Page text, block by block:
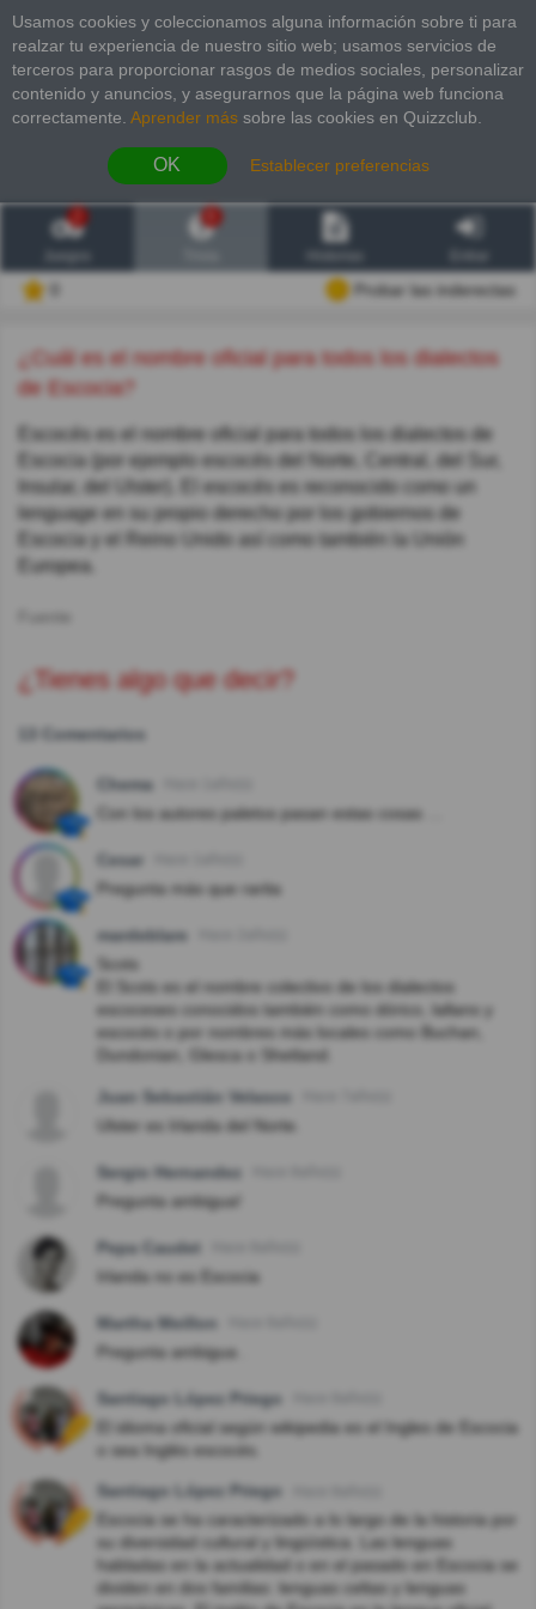
Usamos cookies y coleccionamos alguna información sobre ti para
realzar tu experiencia de nuestro sitio web; usamos servicios de
terceros para proporcionar rasgos de medios sociales, personalizar
contenido y anuncios, y asegurarnos que la página web funciona
correctamente. Aprender más sobre las cookies en Quizzclub.
OK Establecer preferencias
2
Probar las inderectas
¿Cuál es el nombre oficial para todos los dialectos
de Escocia?
Escocés es el nombre oficial para todos los dialectos de
Escocia (por ejemplo escocés del Norte, Central, del Sur,
Insular, del Ulster). El escocés es reconocido como un
lenguage en su propio derecho por los gobiernos de
Escocia y el Reino Unido así como también la Unión
Europea.
¿Tienes algo que decir?
13 Comentarios
Chema
Con los autores paletos pasan estas cosas …
Cesar
Pregunta más que rarita
mardeblare
Scots
El Scots es el nombre colectivo de los dialectos
escoceses conocidos también como dórico, lallans y
escocés o por nombres más locales como Buchan,
Dundonian, Glesca o Shetland.
Juan Sebastián Velasco
Ulster es Irlanda del Norte.
Sergio Hernandez
Pregunta ambigua!
Pepa Caudet
Irlanda no es Escocia
Martha Meillon
Pregunta ambigua .
Santiago López Priego
El idioma oficial según wikipedia es el Ingles de Escocia
o sea Inglés escocés.
Santiago López Priego
Escocia se ha caracterizado a lo largo de la historia por
su diversidad cultural y lingüística. Las lenguas
habladas en la actualidad o en el pasado en Escocia se
dividen en dos familias: lenguas celtas y lenguas